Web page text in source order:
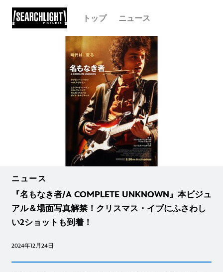
トップ ニュース
ニュース
『名もなき者/A COMPLETE UNKNOWN』本ビジュ
アル＆場面写真解禁！クリスマス・イブにふさわし
い2ショットも到着！
2024年12月24日